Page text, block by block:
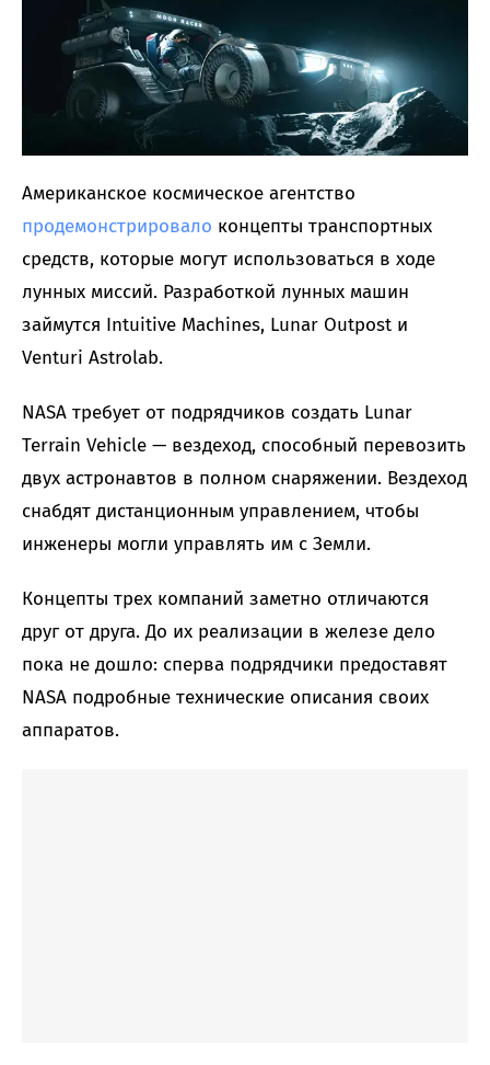
Американское космическое агентство
продемонстрировало концепты транспортных
средств, которые могут использоваться в ходе
лунных миссий. Разработкой лунных машин
займутся Intuitive Machines, Lunar Outpost и
Venturi Astrolab.
NASA требует от подрядчиков создать Lunar
Terrain Vehicle — вездеход, способный перевозить
двух астронавтов в полном снаряжении. Вездеход
снабдят дистанционным управлением, чтобы
инженеры могли управлять им с Земли.
Концепты трех компаний заметно отличаются
друг от друга. До их реализации в железе дело
пока не дошло: сперва подрядчики предоставят
NASA подробные технические описания своих
аппаратов.